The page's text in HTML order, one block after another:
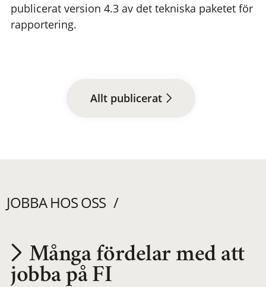
publicerat version 4.3 av det tekniska paketet för
rapportering.
Allt publicerat
JOBBA HOS OSS
Utvecklas på en
Många fördelar med att
jobba på FI